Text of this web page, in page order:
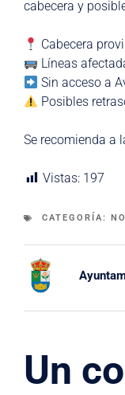
cabecera y
Cabecera
Líneas
Sin acceso a
Posibles
Se recomienda a
Vistas: 197
CATEGORÍA:
Un